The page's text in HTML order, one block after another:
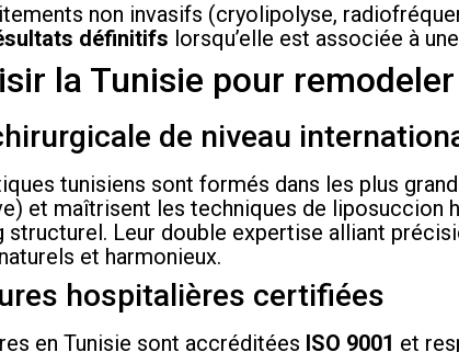
non invasifs (cryolipolyse,
définitifs lorsqu’elle est associée à
la Tunisie pour
de niveau
tunisiens sont formés dans les plus
et maîtrisent les techniques de liposuccion
structurel. Leur double expertise alliant
et harmonieux.
hospitalières certifiées
en Tunisie sont accréditées ISO 9001 et